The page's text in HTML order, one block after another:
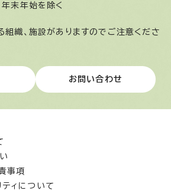
年末年始を除く
織、施設がありますのでご注意くださ
お問い合わせ
事項
ティについて